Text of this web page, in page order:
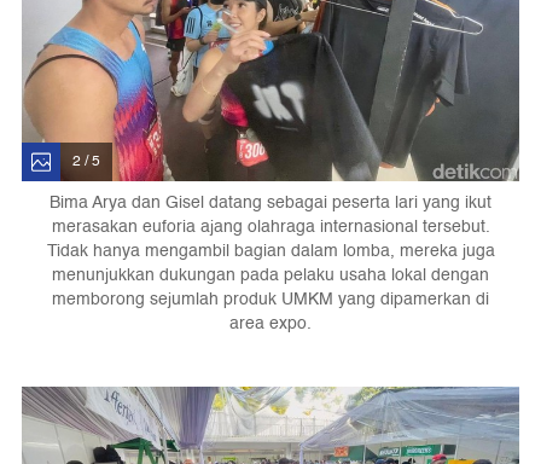
2 / 5
Bima Arya dan Gisel datang sebagai peserta lari yang ikut
merasakan euforia ajang olahraga internasional tersebut.
Tidak hanya mengambil bagian dalam lomba, mereka juga
menunjukkan dukungan pada pelaku usaha lokal dengan
memborong sejumlah produk UMKM yang dipamerkan di
area expo.